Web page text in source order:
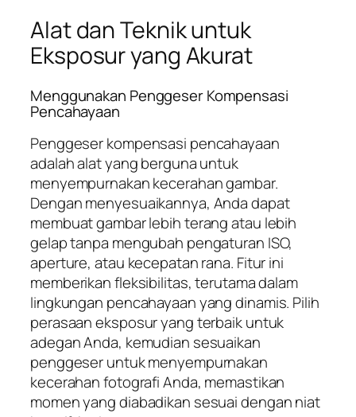
Alat dan Teknik untuk
Eksposur yang Akurat
Menggunakan Penggeser Kompensasi
Pencahayaan
Penggeser kompensasi pencahayaan
adalah alat yang berguna untuk
menyempurnakan kecerahan gambar.
Dengan menyesuaikannya, Anda dapat
membuat gambar lebih terang atau lebih
gelap tanpa mengubah pengaturan ISO,
aperture, atau kecepatan rana. Fitur ini
memberikan fleksibilitas, terutama dalam
lingkungan pencahayaan yang dinamis. Pilih
perasaan eksposur yang terbaik untuk
adegan Anda, kemudian sesuaikan
penggeser untuk menyempurnakan
kecerahan fotografi Anda, memastikan
momen yang diabadikan sesuai dengan niat